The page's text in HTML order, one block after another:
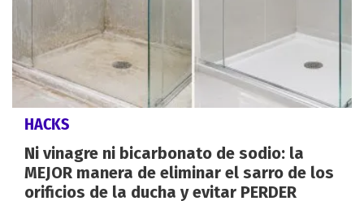
HACKS
Ni vinagre ni bicarbonato de sodio: la
MEJOR manera de eliminar el sarro de los
orificios de la ducha y evitar PERDER